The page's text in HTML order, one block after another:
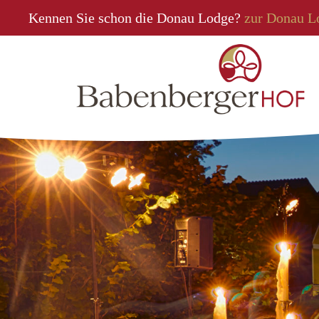
Kennen Sie schon die Donau Lodge? zur Donau